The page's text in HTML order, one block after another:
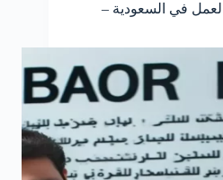
من نظام العمل في السعودية –